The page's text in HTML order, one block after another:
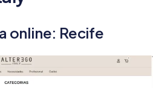
online: Recife